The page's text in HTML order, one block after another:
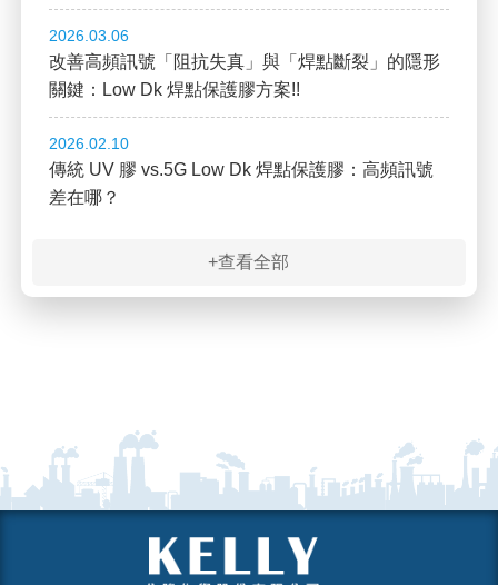
2026.03.06
改善高頻訊號「阻抗失真」與「焊點斷裂」的隱形
關鍵：Low Dk 焊點保護膠方案!!
2026.02.10
傳統 UV 膠 vs.5G Low Dk 焊點保護膠：高頻訊號
差在哪？
+查看全部